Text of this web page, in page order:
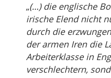
„(…) die englische
irische Elend nicht
durch die
der armen Iren die
Arbeiterklasse in
verschlechtern,